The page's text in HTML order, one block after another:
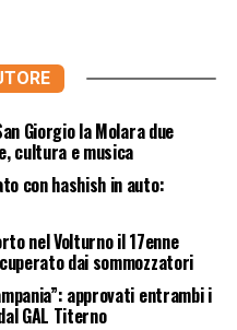
Giorgio la Molara due
cultura e musica
con hashish in auto:
nel Volturno il 17enne
dai sommozzatori
approvati entrambi i
GAL Titerno